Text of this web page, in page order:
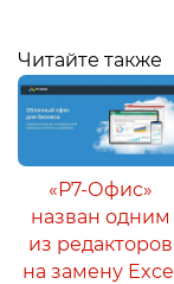
Читайте также
«Р7-Офис»
назван одним
из редакторов
на замену Excel